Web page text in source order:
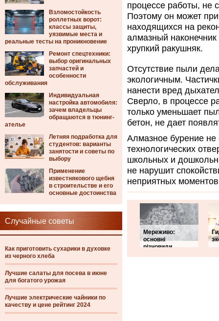
Взломостойкость
роллетных ворот:
классы защиты,
уязвимые места и
реальные тесты на проникновение
Ремонт спецтехники:
выбор оригинальных
запчастей и
особенности
обслуживания
Индивидуальная
настройка автомобиля:
зачем владельцы
обращаются в тюнинг-
ателье
Летняя подработка для
студентов: варианты
занятости и советы по
выбору
Применение
известнякового щебня
в строительстве и его
основные достоинства
Случайные советы
Как приготовить сухарики в духовке
из черного хлеба
Лучшие салаты для посева в июне
для богатого урожая
Лучшие электрические чайники по
качеству и цене рейтинг 2024
процессе работы, не
Поэтому он может
находящихся на
алмазный
хрупкий ракушняк.
Отсутствие пыли
экологичным.
нанести вред
Сверло, в процессе
только уменьшает
бетон, не дает
Алмазное бурение
технологических
школьных и
не нарушит
неприятных
Мереживо:
основні
різновиди